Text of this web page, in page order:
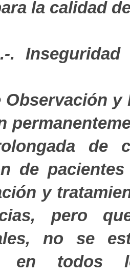
la calidad
.
Observación
de
de
y
pero
no se
en todos